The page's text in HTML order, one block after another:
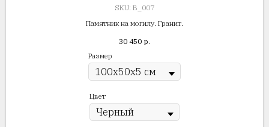
SKU: В_007
Памятник на могилу. Гранит.
30 450 р.
Размер
Цвет